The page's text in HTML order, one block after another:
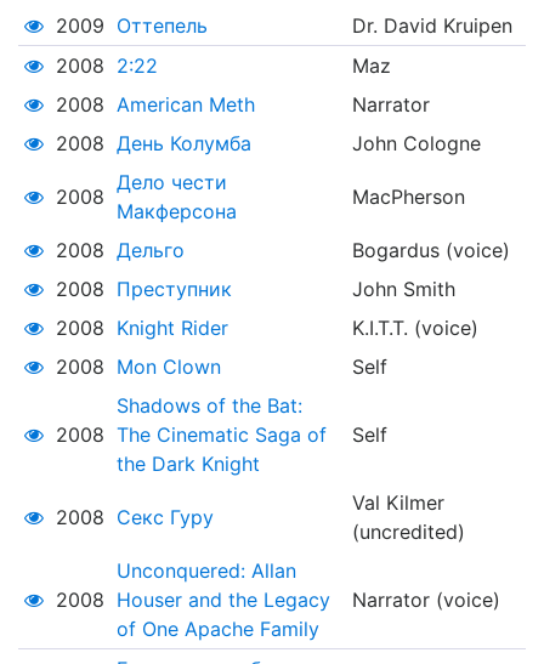
2009 Оттепель
Dr. David Kruipen
2008 2:22
Maz
2008 American Meth
Narrator
2008 День Колумба John Cologne
2008
Дело чести
Макферсона
MacPherson
2008 Дельго
Bogardus (voice)
2008 Преступник
John Smith
2008 Knight Rider
K.I.T.T. (voice)
2008 Mon Clown Self
2008
Shadows of the Bat:
The Cinematic Saga of
the Dark Knight
Self
2008 Секс Гуру
Val Kilmer
(uncredited)
2008
Unconquered: Allan
Houser and the Legacy
of One Apache Family
Narrator (voice)